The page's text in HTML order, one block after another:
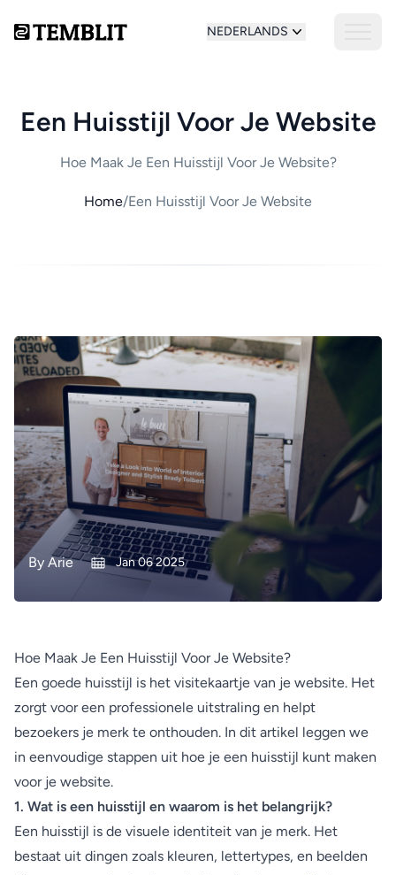
NEDERLANDS
Een Huisstijl Voor Je Website
Hoe Maak Je Een Huisstijl Voor Je Website?
Home/Een Huisstijl Voor Je Website
By Arie Jan 06 2025
Hoe Maak Je Een Huisstijl Voor Je Website?
Een goede huisstijl is het visitekaartje van je website. Het
zorgt voor een professionele uitstraling en helpt
bezoekers je merk te onthouden. In dit artikel leggen we
in eenvoudige stappen uit hoe je een huisstijl kunt maken
voor je website.
1. Wat is een huisstijl en waarom is het belangrijk?
Een huisstijl is de visuele identiteit van je merk. Het
bestaat uit dingen zoals kleuren, lettertypes, en beelden